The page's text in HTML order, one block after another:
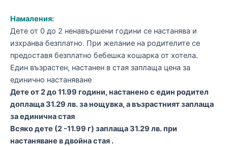
Намаления:
Дете от 0 до 2 ненавършени години се настанява и
изхранва безплатно. При желание на родителите се
предоставя безплатно бебешка кошарка от хотела.
Един възрастен, настанен в стая заплаща цена за
единично настаняване
Дете от 2 до 11.99 години, настанено с един родител
доплаща 31.29 лв. за нощувка, а възрастният заплаща
за единична стая
Всяко дете (2 -11.99 г) заплаща 31.29 лв. при
настаняване в двойна стая .